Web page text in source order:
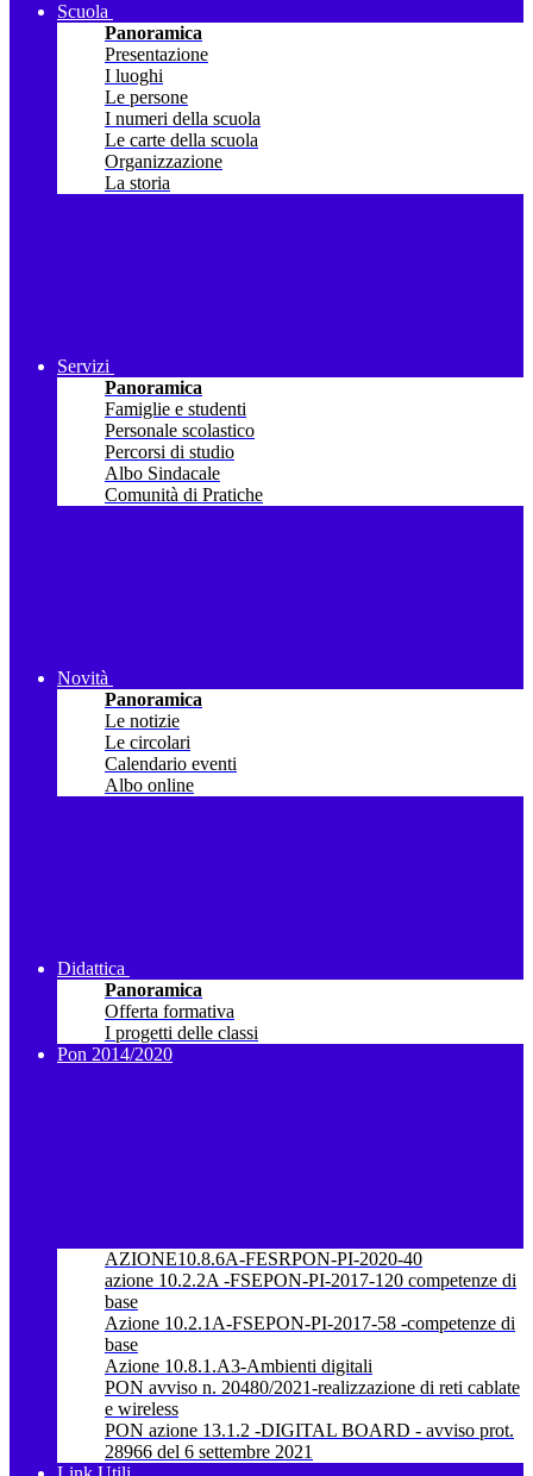
Scuola
Panoramica
Presentazione
I luoghi
Le persone
I numeri della scuola
Le carte della scuola
Organizzazione
La storia
Servizi
Panoramica
Famiglie e studenti
Personale scolastico
Percorsi di studio
Albo Sindacale
Comunità di Pratiche
Novità
Panoramica
Le notizie
Le circolari
Calendario eventi
Albo online
Didattica
Panoramica
Offerta formativa
I progetti delle classi
Pon 2014/2020
AZIONE10.8.6A-FESRPON-PI-2020-40
azione 10.2.2A -FSEPON-PI-2017-120 competenze di
base
Azione 10.2.1A-FSEPON-PI-2017-58 -competenze di
base
Azione 10.8.1.A3-Ambienti digitali
PON avviso n. 20480/2021-realizzazione di reti cablate
e wireless
PON azione 13.1.2 -DIGITAL BOARD - avviso prot.
28966 del 6 settembre 2021